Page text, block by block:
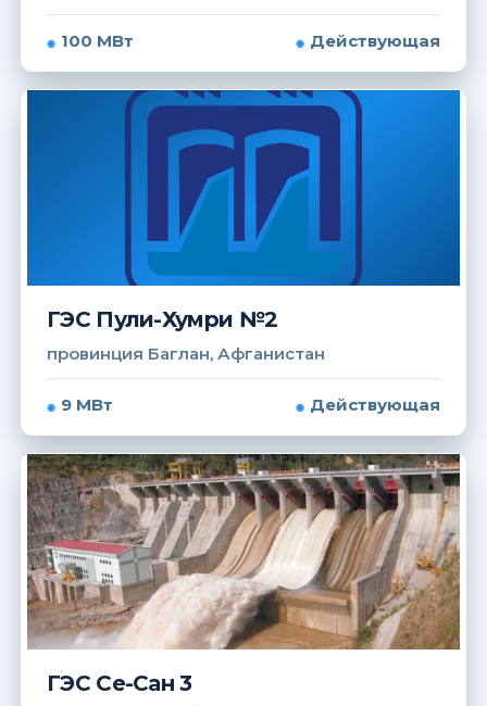
100 МВт Действующая
ГЭС Пули-Хумри №2
провинция Баглан, Афганистан
9 МВт Действующая
ГЭС Се-Сан 3